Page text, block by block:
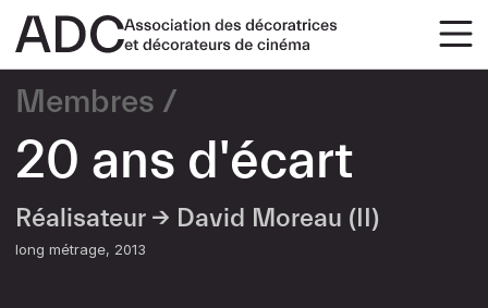
Membres
20 ans d'écart
Réalisateur → David Moreau (II)
long métrage 2013